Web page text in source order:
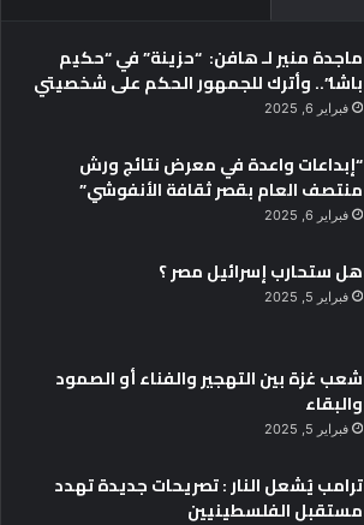
ماجدة منير لـ هافن: “حزينة” في “حكيم
باشا”.. وأترك للجمهور الحكم على شخصيتي
فبراير 6, 2025
“إبداعات واعدة في معرض نتائج ورش
منتصف العام بقصر ثقافة الأنفوشي”
فبراير 6, 2025
هل ستحارب إسرائيل مصر ؟
فبراير 5, 2025
شعب غزة بين التهجير والفناء أو الصمود
والبقاء
فبراير 5, 2025
ترامب يُشعل النار : تصريحات جديدة تهدد
مستقبل الفلسطينيين